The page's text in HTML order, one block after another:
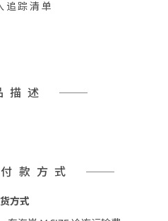
追踪清单
描述
款方式
方式